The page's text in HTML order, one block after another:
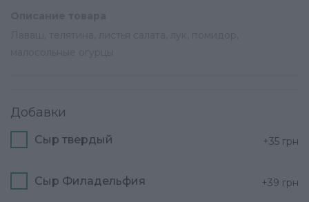
Добавки
Сыр твердый +35 грн
Сыр Филадельфия +39 грн